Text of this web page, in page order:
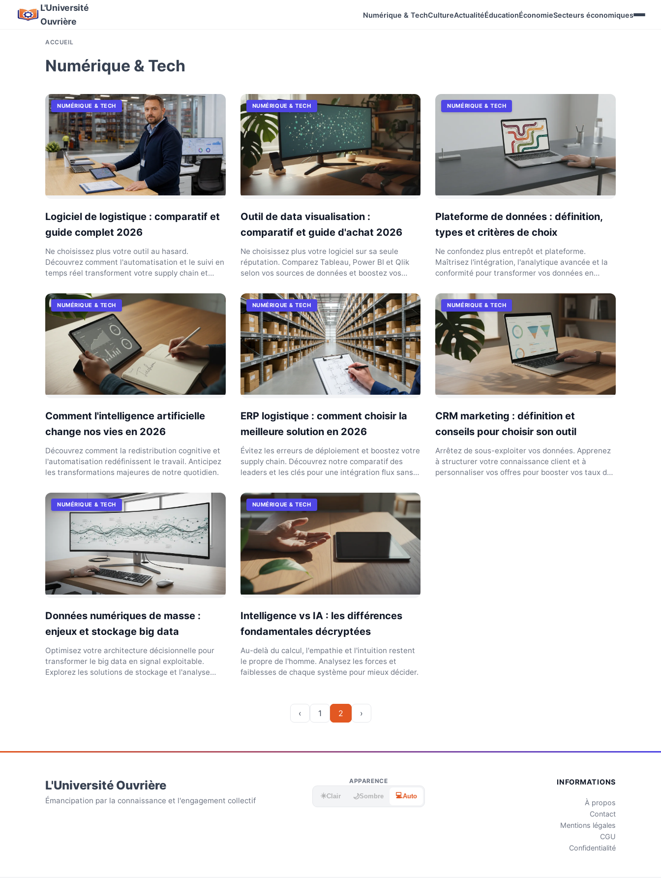
L'Université
Ouvrière
Numérique & TechCultureActualitéÉducationÉconomieSecteurs économiques
ACCUEIL
Numérique & Tech
NUMÉRIQUE & TECH
Logiciel de logistique : comparatif et
guide complet 2026
Ne choisissez plus votre outil au hasard.
Découvrez comment l'automatisation et le suivi en
temps réel transforment votre supply chain et
NUMÉRIQUE & TECH
Outil de data visualisation :
comparatif et guide d'achat 2026
Ne choisissez plus votre logiciel sur sa seule
réputation. Comparez Tableau, Power BI et Qlik
selon vos sources de données et boostez vos
NUMÉRIQUE & TECH
Plateforme de données : définition,
types et critères de choix
Ne confondez plus entrepôt et plateforme.
Maîtrisez l'intégration, l'analytique avancée et la
conformité pour transformer vos données en
NUMÉRIQUE & TECH
Comment l'intelligence artificielle
change nos vies en 2026
Découvrez comment la redistribution cognitive et
l'automatisation redéfinissent le travail. Anticipez
les transformations majeures de notre quotidien.
NUMÉRIQUE & TECH
ERP logistique : comment choisir la
meilleure solution en 2026
Évitez les erreurs de déploiement et boostez votre
supply chain. Découvrez notre comparatif des
leaders et les clés pour une intégration flux sans
NUMÉRIQUE & TECH
CRM marketing : définition et
conseils pour choisir son outil
Arrêtez de sous-exploiter vos données. Apprenez
à structurer votre connaissance client et à
personnaliser vos offres pour booster vos taux de
NUMÉRIQUE & TECH
Données numériques de masse :
enjeux et stockage big data
Optimisez votre architecture décisionnelle pour
transformer le big data en signal exploitable.
Explorez les solutions de stockage et l'analyse
NUMÉRIQUE & TECH
Intelligence vs IA : les différences
fondamentales décryptées
Au-delà du calcul, l'empathie et l'intuition restent
le propre de l'homme. Analysez les forces et
faiblesses de chaque système pour mieux décider.
‹ 1 2 ›
L'Université Ouvrière
Émancipation par la connaissance et l'engagement collectif
APPARENCE
☀️Clair 🌙Sombre 💻Auto
INFORMATIONS
À propos
Contact
Mentions légales
CGU
Confidentialité